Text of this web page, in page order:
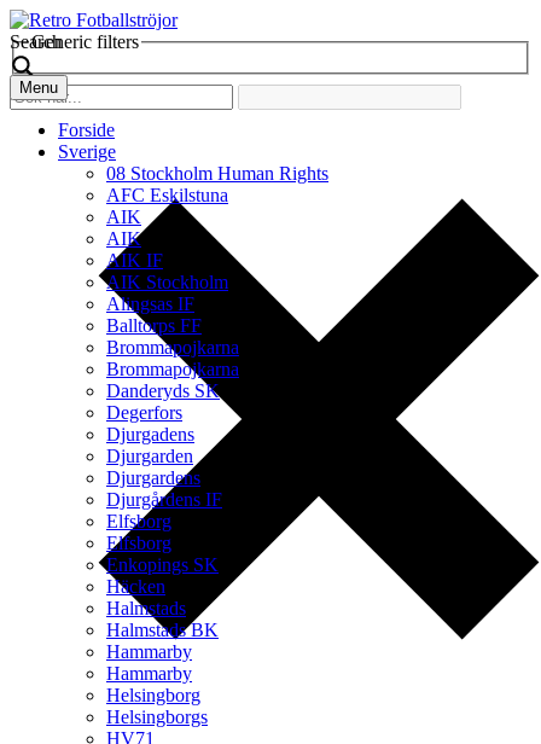
Search
Generic filters
Menu
Forside
Sverige
08 Stockholm Human Rights
AFC Eskilstuna
AIK
AIK
AIK IF
AIK Stockholm
Alingsas IF
Balltorps FF
Brommapojkarna
Brommapojkarna
Danderyds SK
Degerfors
Djurgadens
Djurgarden
Djurgardens
Djurgårdens IF
Elfsborg
Elfsborg
Enkopings SK
Häcken
Halmstads
Halmstads BK
Hammarby
Hammarby
Helsingborg
Helsingborgs
HV71